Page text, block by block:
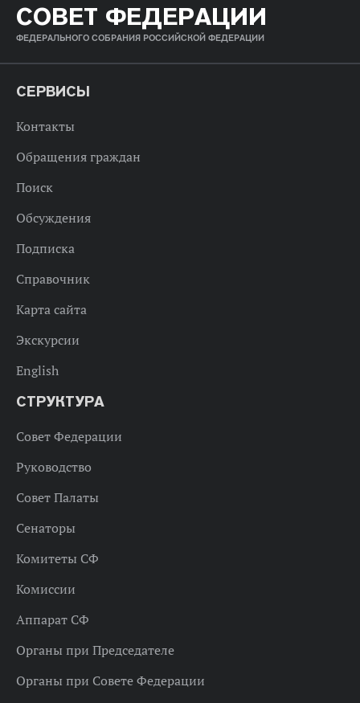
СОВЕТ ФЕДЕРАЦИИ
ФЕДЕРАЛЬНОГО СОБРАНИЯ РОССИЙСКОЙ ФЕДЕРАЦИИ
СЕРВИСЫ
Контакты
Обращения граждан
Поиск
Обсуждения
Подписка
Справочник
Карта сайта
Экскурсии
English
СТРУКТУРА
Совет Федерации
Руководство
Совет Палаты
Сенаторы
Комитеты СФ
Комиссии
Аппарат СФ
Органы при Председателе
Органы при Совете Федерации